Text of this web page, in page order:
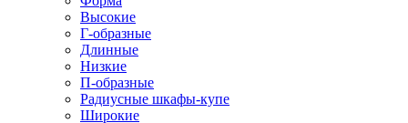
Высокие
Г-образные
Длинные
Низкие
П-образные
Радиусные шкафы-купе
Широкие